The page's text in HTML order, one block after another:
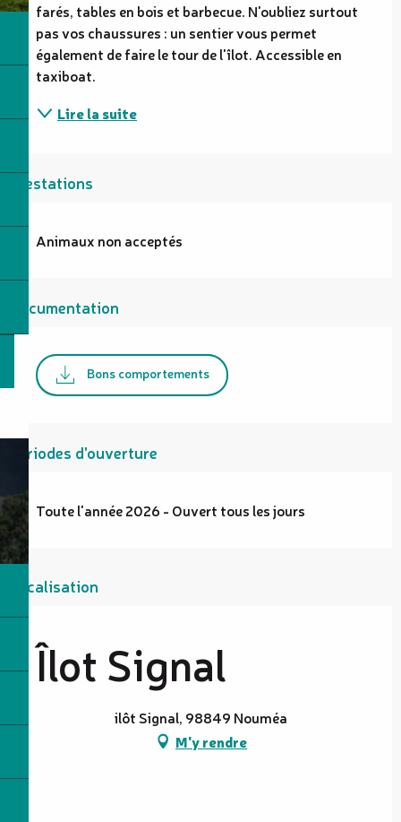
farés, tables en bois et barbecue. N'oubliez surtout
pas vos chaussures : un sentier vous permet
également de faire le tour de l'îlot. Accessible en
taxiboat.
Lire la suite
Prestations
Animaux non acceptés
Documentation
Bons comportements
Périodes d'ouverture
Toute l'année 2026 - Ouvert tous les jours
Localisation
Îlot Signal
ilôt Signal, 98849 Nouméa
M'y rendre